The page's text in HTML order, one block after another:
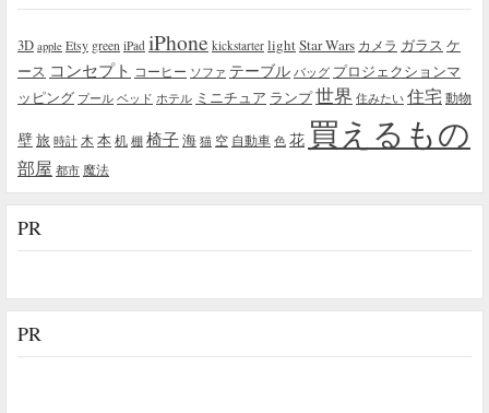
3D apple Etsy green iPad iPhone kickstarter lightStar Wars カメラ ガラス ケ
ース コンセプト コーヒー ソファ テーブル バッグ プロジェクションマ
ッピング プール ベッド ホテル ミニチュア ランプ世界 住みたい 住宅 動物
壁旅 時計 木 本机 棚 椅子海 猫 空 自動車 色 花 買えるもの
部屋 都市 魔法
PR
PR